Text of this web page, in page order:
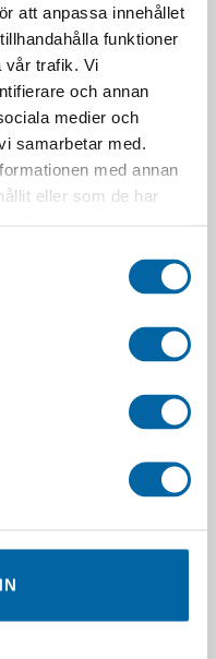
att anpassa innehållet
funktioner
vår trafik. Vi
och annan
medier och
samarbetar med.
med annan
eller som de har
Polaris Outlaw
1
Terräng
70